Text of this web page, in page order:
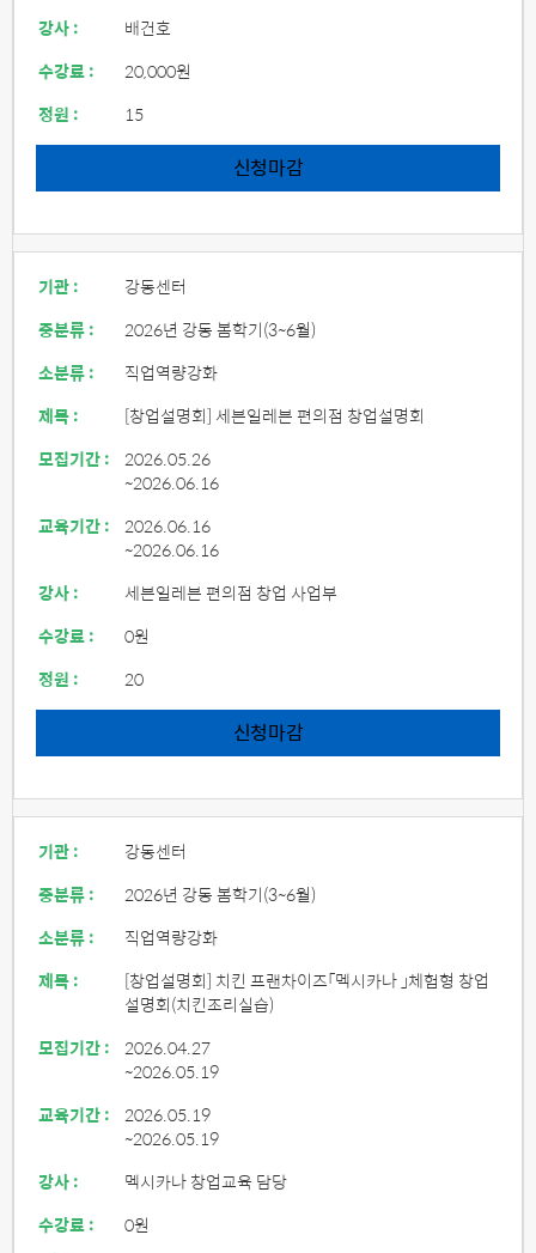
강사 :
배건호
수강료 :
20,000원
정원 :
15
신청마감
기관 :
강동센터
중분류 :
2026년 강동 봄학기(3~6월)
소분류 :
직업역량강화
제목 :
[창업설명회] 세븐일레븐 편의점 창업설명회
모집기간 : 2026.05.26
~2026.06.16
교육기간 : 2026.06.16
~2026.06.16
강사 :
세븐일레븐 편의점 창업 사업부
수강료 :
0원
정원 :
20
신청마감
기관 :
강동센터
중분류 :
2026년 강동 봄학기(3~6월)
소분류 :
직업역량강화
제목 :
[창업설명회] 치킨 프랜차이즈「멕시카나 」체험형 창업
설명회(치킨조리실습)
모집기간 : 2026.04.27
~2026.05.19
교육기간 : 2026.05.19
~2026.05.19
강사 :
멕시카나 창업교육 담당
수강료 :
0원